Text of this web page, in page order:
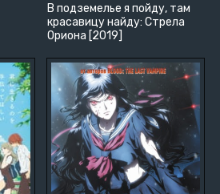
В подземелье я пойду, там
красавицу найду: Стрела
Ориона [2019]